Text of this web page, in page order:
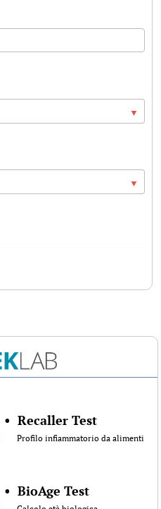
• Recaller Test
Profilo infiammatorio da alimenti
• BioAge Test